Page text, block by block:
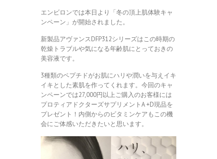
エンビロンでは本日より「冬の頂上肌体験キャ
ンペーン」が開始されました。
新製品アヴァンスDFP312シリーズはこの時期の
乾燥トラブルや気になる年齢肌にとっておきの
美容液です。
3種類のペプチドがお肌にハリや潤いを与えイキ
イキとした素肌を作ってくれます。今回のキャ
ンペーンでは27,000円以上ご購入のお客様には
プロティアドクターズサプリメントA +D現品を
プレゼント！内側からのビタミンケアもこの機
会にご体感いただきたいと思います。